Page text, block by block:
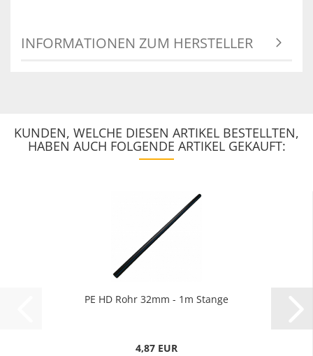
INFORMATIONEN ZUM HERSTELLER
KUNDEN, WELCHE DIESEN ARTIKEL BESTELLTEN,
HABEN AUCH FOLGENDE ARTIKEL GEKAUFT:
PE HD Rohr 32mm - 1m Stange
4,87 EUR